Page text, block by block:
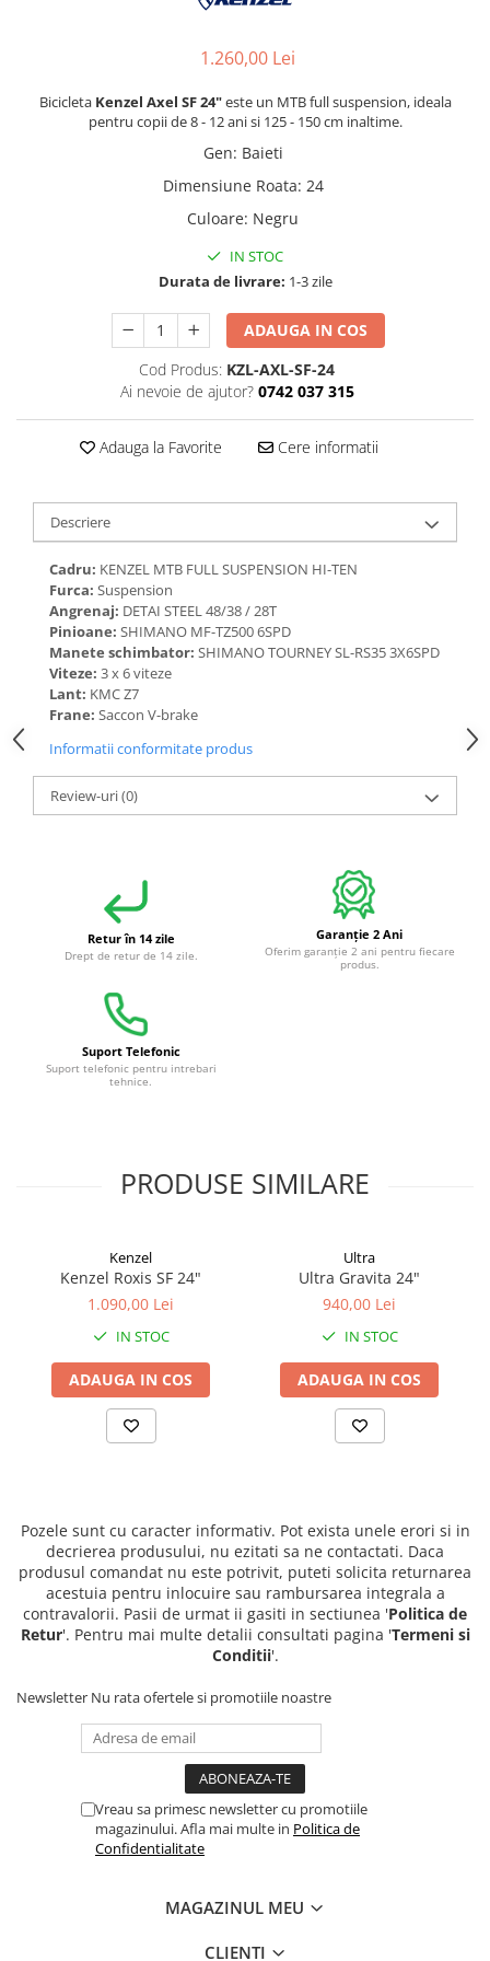
1.260,00 Lei
Bicicleta Kenzel Axel SF 24"este un MTB full suspension, ideala
pentru copii de 8 - 12 ani si 125 - 150 cm inaltime.
Gen: Baieti
Dimensiune Roata: 24
Culoare: Negru
IN STOC
Durata de livrare: 1-3 zile
ADAUGA IN COS
Cod Produs: KZL-AXL-SF-24
Ai nevoie de ajutor? 0742 037 315
Adauga la Favorite Cere informatii
Descriere
Cadru: KENZEL MTB FULL SUSPENSION HI-TEN
Furca: Suspension
Angrenaj: DETAI STEEL 48/38 / 28T
Pinioane: SHIMANO MF-TZ500 6SPD
Manete schimbator: SHIMANO TOURNEY SL-RS35 3X6SPD
Viteze: 3 x 6 viteze
Lant: KMC Z7
Frane: Saccon V-brake
Informatii conformitate produs
Review-uri(0)
Retur în 14 zile
Drept de retur de 14 zile.
Garanție 2 Ani
Oferim garanție 2 ani pentru fiecare
produs.
Suport Telefonic
Suport telefonic pentru intrebari
tehnice.
PRODUSE SIMILARE
Kenzel
Kenzel Roxis SF 24"
1.090,00 Lei
IN STOC
ADAUGA IN COS
Ultra
Ultra Gravita 24"
940,00 Lei
IN STOC
ADAUGA IN COS
Pozele sunt cu caracter informativ. Pot exista unele erori si in
decrierea produsului, nu ezitati sa ne contactati. Daca
produsul comandat nu este potrivit, puteti solicita returnarea
acestuia pentru inlocuire sau rambursarea integrala a
contravalorii. Pasii de urmat ii gasiti in sectiunea 'Politica de
Retur'. Pentru mai multe detalii consultati pagina 'Termeni si
Conditii'.
Newsletter Nu rata ofertele si promotiile noastre
Vreau sa primesc newsletter cu promotiile
magazinului. Afla mai multe in Politica de
Confidentialitate
MAGAZINUL MEU
CLIENTI